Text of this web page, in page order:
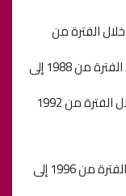
الفترة من
• مثّل منتخب قطر للشباب لكرة القدم خلال الفترة من 1988 إلى
• لعب في صفوف نادي الريان الرياضي خلال الفترة من 1992
• مدير فريق كرة القدم بنادي الريان خلال الفترة من 1996 إلى